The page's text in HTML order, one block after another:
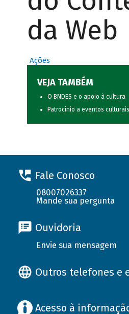
da Web
Ações
VEJA TAMBÉM
O BNDES e o apoio à cultura
Patrocínio a eventos culturais
Fale Conosco
08007026337
Mande sua pergunta
Ouvidoria
Envie sua mensagem
Outros telefones e
Acesso à